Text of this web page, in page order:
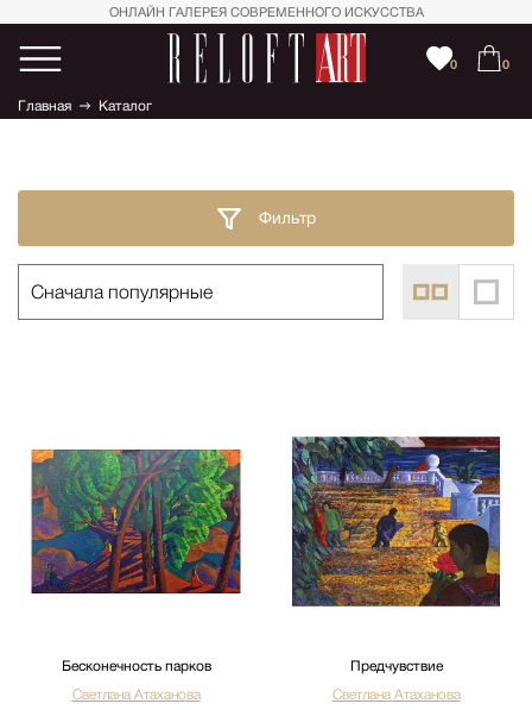
ОНЛАЙН ГАЛЕРЕЯ СОВРЕМЕННОГО ИСКУССТВА
0 0
Главная Каталог
Фильтр
Бесконечность парков
Светлана Атаханова
Предчувствие
Светлана Атаханова